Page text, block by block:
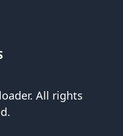
All rights